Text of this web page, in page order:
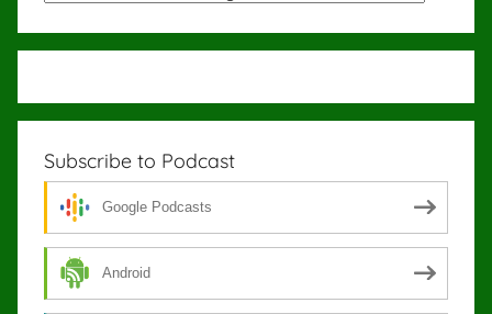
articles
Subscribe to Podcast
Google Podcasts
Android